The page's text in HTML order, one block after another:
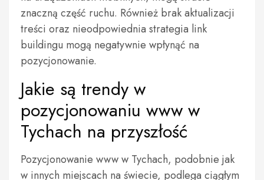
znaczną część ruchu. Również brak aktualizacji
treści oraz nieodpowiednia strategia link
buildingu mogą negatywnie wpłynąć na
pozycjonowanie.
Jakie są trendy w
pozycjonowaniu www w
Tychach na przyszłość
Pozycjonowanie www w Tychach, podobnie jak
w innych miejscach na świecie, podlega ciągłym